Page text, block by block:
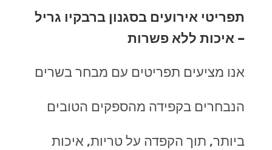
תפריטי אירועים בסגנון ברבקיו גריל
– איכות ללא פשרות
אנו מציעים תפריטים עם מבחר בשרים
הנבחרים בקפידה מהספקים הטובים
ביותר, תוך הקפדה על טריות, איכות